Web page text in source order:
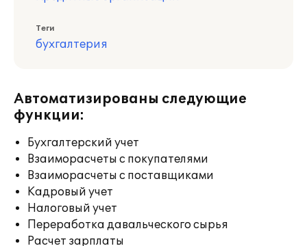
Теги
бухгалтерия
Автоматизированы следующие
функции:
Бухгалтерский учет
Взаиморасчеты с покупателями
Взаиморасчеты с поставщиками
Кадровый учет
Налоговый учет
Переработка давальческого сырья
Расчет зарплаты